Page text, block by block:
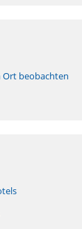
Ort beobachten